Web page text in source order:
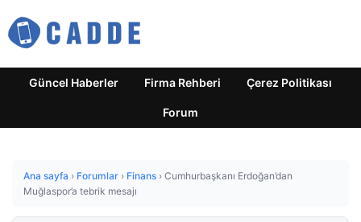
Güncel Haberler Firma Rehberi Çerez Politikası
Forum
Ana sayfa › Forumlar › Finans › Cumhurbaşkanı Erdoğan’dan
Muğlaspor’a tebrik mesajı